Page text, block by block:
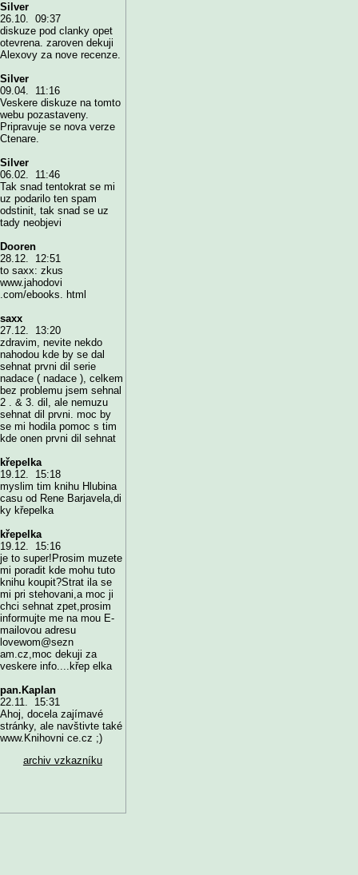
Silver
26.10. 09:37
diskuze pod clanky opet
otevrena. zaroven dekuji
Alexovy za nove recenze.
Silver
09.04. 11:16
Veskere diskuze na tomto
webu pozastaveny.
Pripravuje se nova verze
Ctenare.
Silver
06.02. 11:46
Tak snad tentokrat se mi
uz podarilo ten spam
odstinit, tak snad se uz
tady neobjevi
Dooren
28.12. 12:51
to saxx: zkus
www.jahodovi
.com/ebooks. html
saxx
27.12. 13:20
zdravim, nevite nekdo
nahodou kde by se dal
sehnat prvni dil serie
nadace ( nadace ), celkem
bez problemu jsem sehnal
2 . & 3. dil, ale nemuzu
sehnat dil prvni. moc by
se mi hodila pomoc s tim
kde onen prvni dil sehnat
křepelka
19.12. 15:18
myslim tim knihu Hlubina
casu od Rene Barjavela,di
ky křepelka
křepelka
19.12. 15:16
je to super!Prosim muzete
mi poradit kde mohu tuto
knihu koupit?Strat ila se
mi pri stehovani,a moc ji
chci sehnat zpet,prosim
informujte me na mou E-
mailovou adresu
lovewom@sezn
am.cz,moc dekuji za
veskere info....křep elka
pan.Kaplan
22.11. 15:31
Ahoj, docela zajímavé
stránky, ale navštivte také
www.Knihovni ce.cz ;)
archiv vzkazníku